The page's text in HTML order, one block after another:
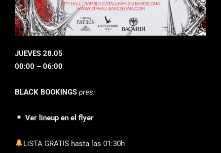
JUEVES 28.05
00:00 – 06:00
BLACK BOOKINGS pres:
Ver lineup en el flyer
LiSTA GRATIS hasta las 01:30h